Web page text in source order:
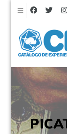
Navegación